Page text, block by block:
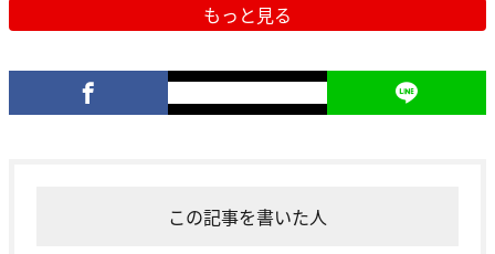
もっと見る
この記事を書いた人